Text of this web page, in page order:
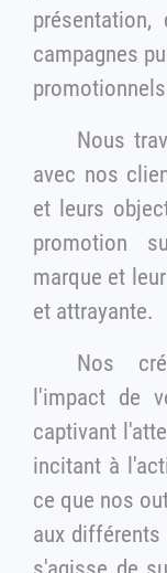
campagnes publicitaires en ligne, des cadeaux
Nous travaillons en
avec nos
et leurs
promotion sur mesure qui
marque et leur
et attrayante.
Nos créations
l'impact de
captivant
incitant à l'action. Nous veillons également à
ce que nos outils de
aux